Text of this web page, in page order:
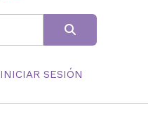
INICIAR SESIÓN